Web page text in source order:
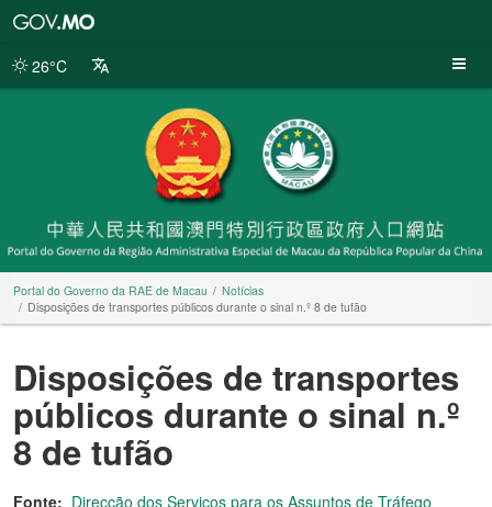
da
26°C
Portal do Governo da RAE de Macau
Notícias
Disposições de transportes públicos durante o sinal n.º 8 de tufão
Disposições de transportes
públicos durante o sinal n.º
8 de tufão
Fonte: Direcção dos Serviços para os Assuntos de Tráfego